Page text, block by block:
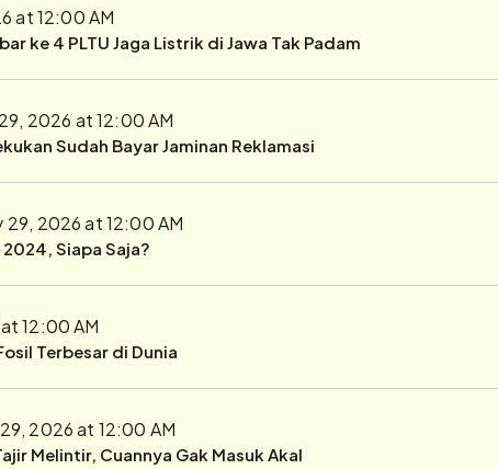
at 12:00 AM
ke 4 PLTU Jaga Listrik di Jawa Tak Padam
2026 at 12:00 AM
Sudah Bayar Jaminan Reklamasi
29, 2026 at 12:00 AM
Siapa Saja?
12:00 AM
Terbesar di Dunia
2026 at 12:00 AM
Melintir, Cuannya Gak Masuk Akal